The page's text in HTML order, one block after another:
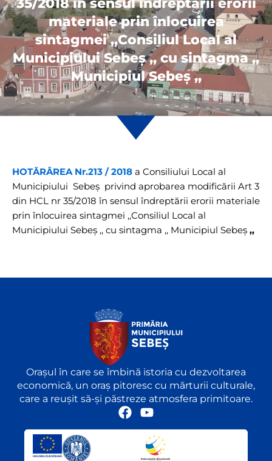
35/2018 în sensul îndreptării erorii
materiale prin înlocuirea
sintagmei ,,Consiliul Local al
Municipiului Sebeș ,, cu sintagma ,,
Municipiul Sebeș ,,
HOTĂRÂREA Nr.213 / 2018 a Consiliului Local al
Municipiului Sebeș privind aprobarea modificării Art 3
din HCL nr 35/2018 în sensul îndreptării erorii materiale
prin înlocuirea sintagmei ,,Consiliul Local al
Municipiului Sebeș ,, cu sintagma ,, Municipiul Sebeș ,,
Orașul în care se îmbină istoria cu dezvoltarea
economică, un oraș pitoresc cu mărturii culturale,
care a reușit să-și păstreze atmosfera primitoare.
F
Y
u
t